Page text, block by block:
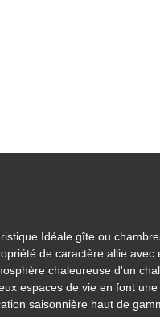
Idéale gîte ou
de caractère allie avec
chaleureuse d'un
espaces de vie en font
saisonnière haut de